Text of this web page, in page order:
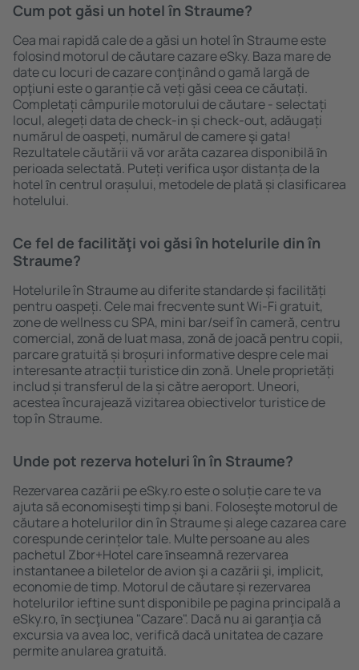
Cum pot găsi un hotel în Straume?
Cea mai rapidă cale de a găsi un hotel în Straume este
folosind motorul de căutare cazare eSky. Baza mare de
date cu locuri de cazare conţinând o gamă largă de
opţiuni este o garanție că veți găsi ceea ce căutați.
Completați câmpurile motorului de căutare - selectați
locul, alegeți data de check-in și check-out, adăugați
numărul de oaspeți, numărul de camere şi gata!
Rezultatele căutării vă vor arăta cazarea disponibilă ȋn
perioada selectată. Puteți verifica uşor distanța de la
hotel ȋn centrul orașului, metodele de plată și clasificarea
hotelului.
Ce fel de facilităţi voi găsi ȋn hotelurile din în
Straume?
Hotelurile în Straume au diferite standarde și facilități
pentru oaspeți. Cele mai frecvente sunt Wi-Fi gratuit,
zone de wellness cu SPA, mini bar/seif în cameră, centru
comercial, zonă de luat masa, zonă de joacă pentru copii,
parcare gratuită și broșuri informative despre cele mai
interesante atracții turistice din zonă. Unele proprietăți
includ și transferul de la și către aeroport. Uneori,
acestea încurajează vizitarea obiectivelor turistice de
top în Straume.
Unde pot rezerva hoteluri ȋn în Straume?
Rezervarea cazării pe eSky.ro este o soluție care te va
ajuta să economiseşti timp și bani. Foloseşte motorul de
căutare a hotelurilor din în Straume și alege cazarea care
corespunde cerințelor tale. Multe persoane au ales
pachetul Zbor+Hotel care ȋnseamnă rezervarea
instantanee a biletelor de avion şi a cazării şi, implicit,
economie de timp. Motorul de căutare și rezervarea
hotelurilor ieftine sunt disponibile pe pagina principală a
eSky.ro, ȋn secţiunea "Cazare". Dacă nu ai garanţia că
excursia va avea loc, verifică dacă unitatea de cazare
permite anularea gratuită.